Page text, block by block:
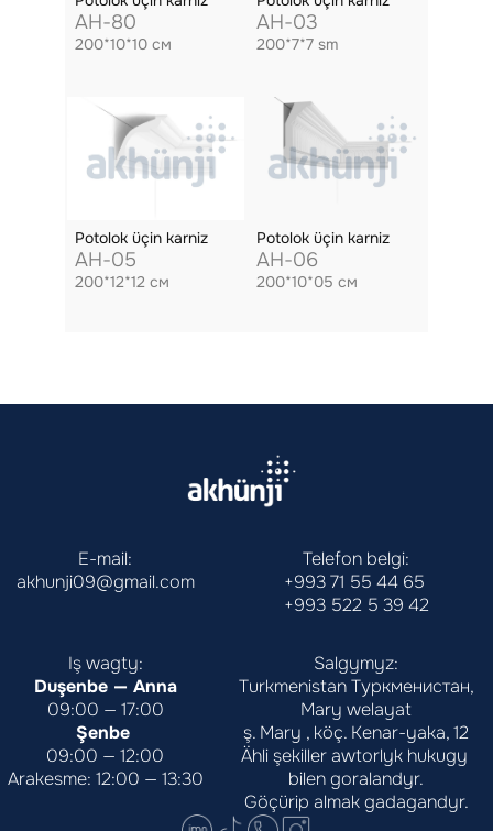
AH-80
200*10*10 см
AH-03
200*7*7 sm
Potolok üçin karniz
AH-05
200*12*12 см
Potolok üçin karniz
AH-06
200*10*05 см
E-mail:
akhunji09@gmail.com
Telefon belgi:
+993 71 55 44 65
+993 522 5 39 42
Iş wagty:
Duşenbe — Anna
09:00 — 17:00
Şenbe
09:00 — 12:00
Arakesme: 12:00 — 13:30
Salgymyz:
Turkmenistan Туркменистан,
Mary welayat
ş. Mary , köç. Kenar-yaka, 12
Ähli şekiller awtorlyk hukugy
bilen goralandyr.
Göçürip almak gadagandyr.